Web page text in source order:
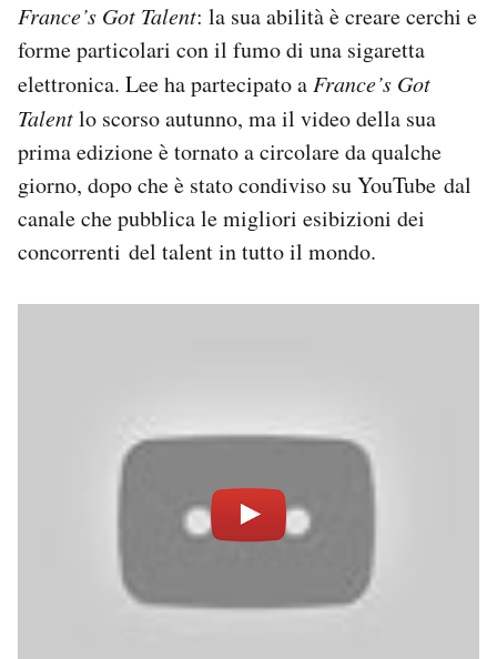
CALENDARIO
AREA PERSONALE
Area Personale
Newsletter
Notifiche mobile
Regala il Post
Esci
France’s Got Talent: la sua abilità è creare cerchi e
forme particolari con il fumo di una sigaretta
elettronica. Lee ha partecipato a France’s Got
Talentlo scorso autunno, ma il video della sua
prima edizione è tornato a circolare da qualche
giorno, dopo che è stato condiviso su YouTube dal
canale che pubblica le migliori esibizioni dei
concorrenti del talent in tutto il mondo.